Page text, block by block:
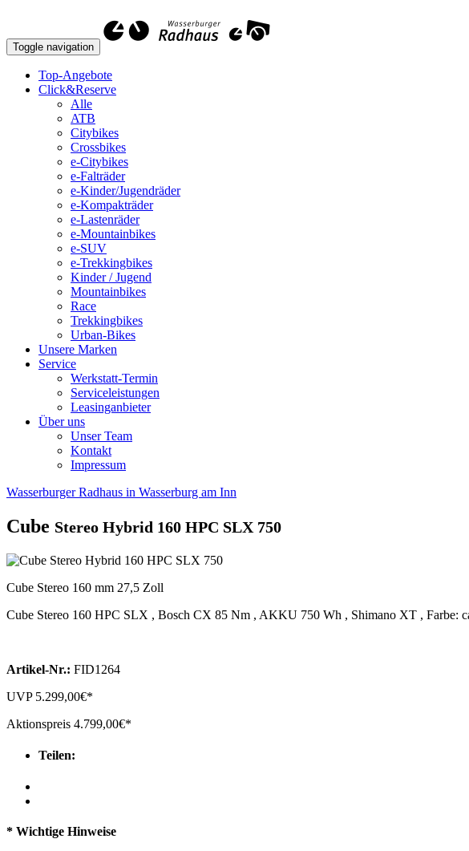
Toggle navigation
Top-Angebote
Click&Reserve
Alle
ATB
Citybikes
Crossbikes
e-Citybikes
e-Falträder
e-Kinder/Jugendräder
e-Kompakträder
e-Lastenräder
e-Mountainbikes
e-SUV
e-Trekkingbikes
Kinder / Jugend
Mountainbikes
Race
Trekkingbikes
Urban-Bikes
Unsere Marken
Service
Werkstatt-Termin
Serviceleistungen
Leasinganbieter
Über uns
Unser Team
Kontakt
Impressum
Wasserburger Radhaus in Wasserburg am Inn
Cube Stereo Hybrid 160 HPC SLX 750
Cube Stereo 160 mm 27,5 Zoll
Cube Stereo 160 HPC SLX , Bosch CX 85 Nm , AKKU 750 Wh , Shimano XT , Farbe:
Artikel-Nr.: FID1264
UVP 5.299,00€*
Aktionspreis 4.799,00€*
Teilen:
* Wichtige Hinweise